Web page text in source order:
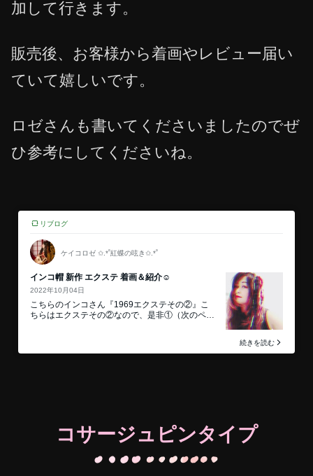
加して行きます。
販売後、お客様から着画やレビュー届い
ていて嬉しいです。
ロゼさんも書いてくださいましたのでぜ
ひ参考にしてくださいね。
コサージュピンタイプ